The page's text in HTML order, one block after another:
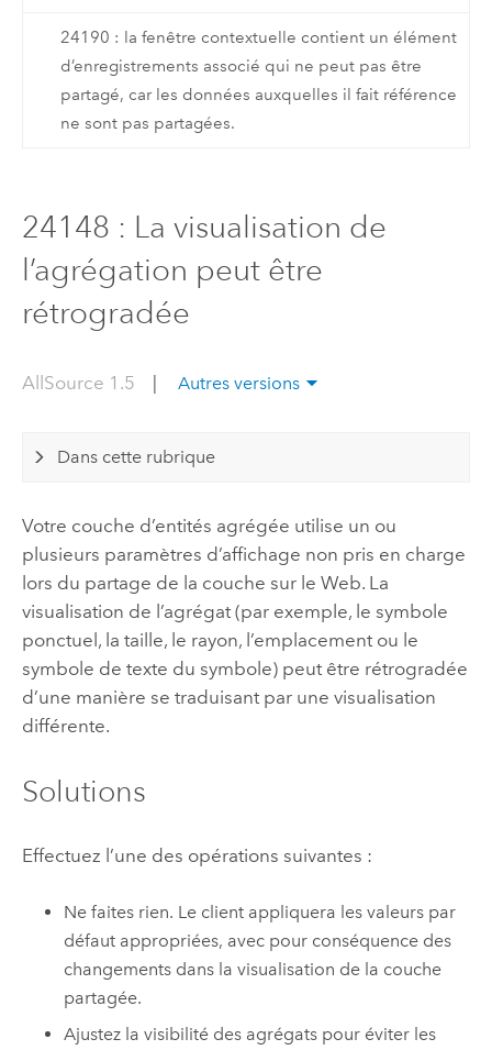
24190 : la fenêtre contextuelle contient un élément
d’enregistrements associé qui ne peut pas être
partagé, car les données auxquelles il fait référence
ne sont pas partagées.
24148 : La visualisation de
l’agrégation peut être
rétrogradée
AllSource 1.5 | Autres versions
Dans cette rubrique
Votre couche d’entités agrégée utilise un ou
plusieurs paramètres d’affichage non pris en charge
lors du partage de la couche sur le Web. La
visualisation de l’agrégat (par exemple, le symbole
ponctuel, la taille, le rayon, l’emplacement ou le
symbole de texte du symbole) peut être rétrogradée
d’une manière se traduisant par une visualisation
différente.
Solutions
Effectuez l’une des opérations suivantes :
Ne faites rien. Le client appliquera les valeurs par
défaut appropriées, avec pour conséquence des
changements dans la visualisation de la couche
partagée.
Ajustez la visibilité des agrégats pour éviter les